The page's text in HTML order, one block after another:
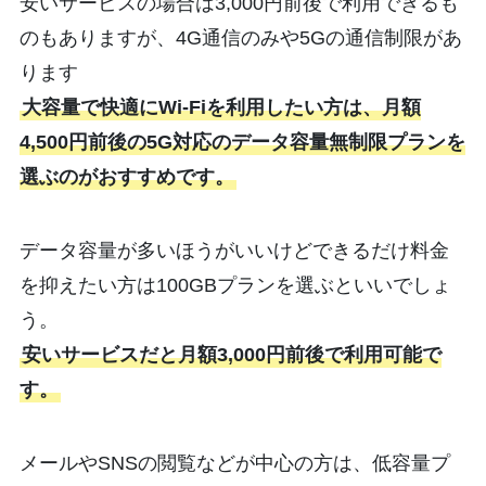
のもありますが、4G通信のみや5Gの通信制限があ
ります
大容量で快適にWi-Fiを利用したい方は、月額
4,500円前後の5G対応のデータ容量無制限プランを
選ぶのがおすすめです。
データ容量が多いほうがいいけどできるだけ料金
を抑えたい方は100GBプランを選ぶといいでしょ
う。
安いサービスだと月額3,000円前後で利用可能で
す。
メールやSNSの閲覧などが中心の方は、低容量プ